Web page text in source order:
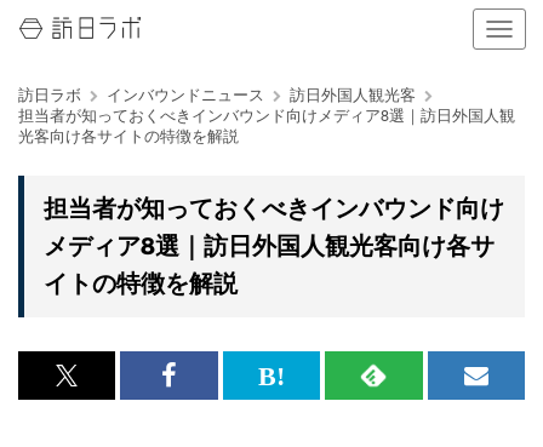
ナ
ビ
ー
シ
の
替
る
訪日ラボ インバウンドニュース
訪日外国人観光客
担当者が知っておくべきインバウンド向けメディア8選｜訪日外国人観
光客向け各サイトの特徴を解説
担当者が知っておくべきインバウンド向け
メディア8選｜訪日外国人観光客向け各サ
イトの特徴を解説
x<br>
Facebook<br>
は
RSS
メ